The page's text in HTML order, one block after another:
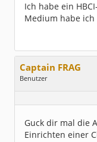
Ich habe ein
Medium habe
Captain FRAG
Benutzer
Beiträge:
5096
Guck dir mal die
Einrichten einer